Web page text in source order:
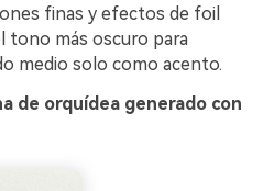
finas y efectos de foil
tono más oscuro para
medio solo como acento.
de orquídea generado con